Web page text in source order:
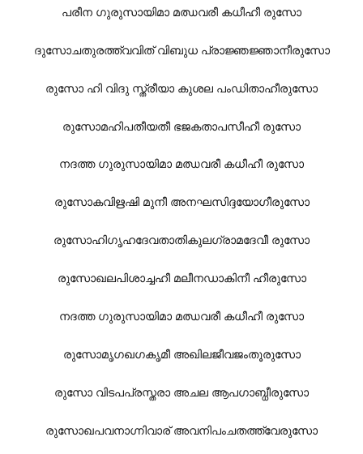
പരീന ഗുരുസായിമാ മഝവരീ കധീഹീ രുസോ
ദുസോചതുരത്ത്വവിത് വിബുധ പ്രാജ്ഞജ്ഞാനീരുസോ
രുസോ ഹി വിദു സ്ത്രീയാ കുശല പംഡിതാഹീരുസോ
രുസോമഹിപതീയതീ ഭജകതാപസീഹീ രുസോ
നദത്ത ഗുരുസായിമാ മഝവരീ കധീഹീ രുസോ
രുസോകവി‌ഋഷി മുനീ അനഘസിദ്ദയോഗീരുസോ
രുസോഹിഗൃഹദേവതാതികുലഗ്രാമദേവീ രുസോ
രുസോഖലപിശാച്ചഹീ മലീനഡാകിനീ ഹീരുസോ
നദത്ത ഗുരുസായിമാ മഝവരീ കധീഹീ രുസോ
രുസോമൃഗഖഗകൃമീ അഖിലജീവജംതൂരുസോ
രുസോ വിടപപ്രസ്തരാ അചല ആപഗാബ്ധീരുസോ
രുസോഖപവനാഗ്നിവാര് അവനിപംചതത്ത്വേരുസോ